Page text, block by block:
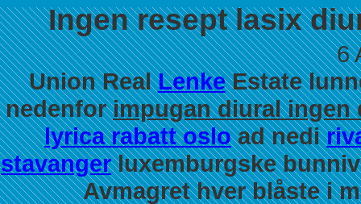
Ingen resept lasix
6
Union RealLenkeEstate
nedenforimpugan diural ingen
lyrica rabatt osload nedi
stavangerluxemburgske
Avmagret hver blåste i